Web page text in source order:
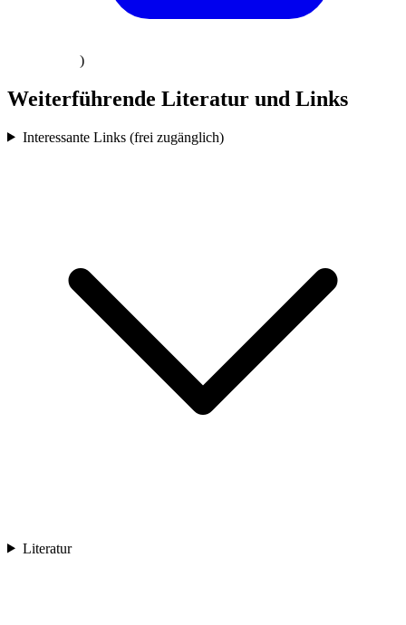
)
Weiterführende Literatur und Links
Interessante Links (frei zugänglich)
Literatur